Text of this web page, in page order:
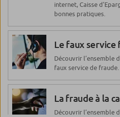
internet, Caisse
bonnes pratiques.
Le faux service
Découvrir l’ensemble
faux service de fraude.
La fraude à la
Découvrir l’ensemble